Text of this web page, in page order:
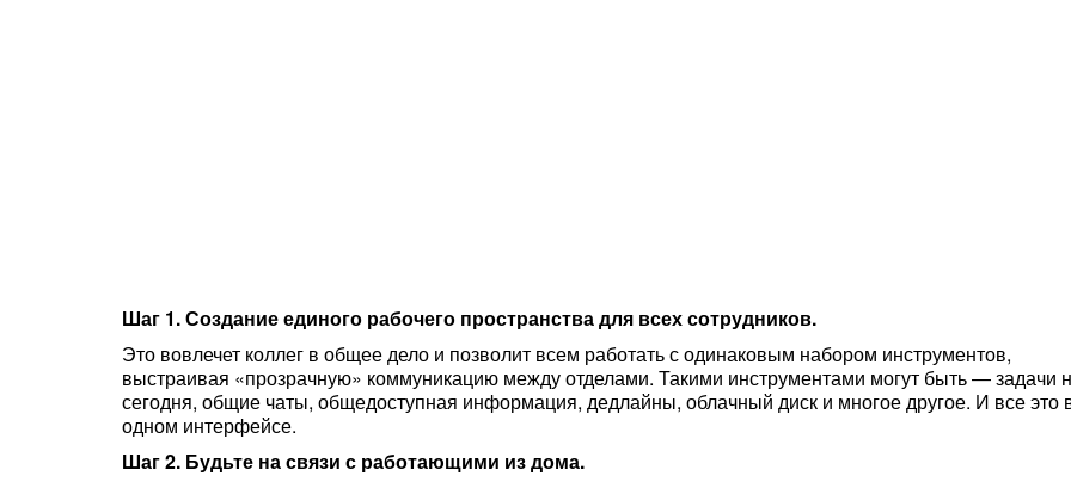
Шаг 1. Создание единого рабочего пространства для всех сотрудников.
Это вовлечет коллег в общее дело и позволит всем работать с одинаковым набором инструментов,
выстраивая «прозрачную» коммуникацию между отделами. Такими инструментами могут быть — задачи
сегодня, общие чаты, общедоступная информация, дедлайны, облачный диск и многое другое. И все это
одном интерфейсе.
Шаг 2. Будьте на связи с работающими из дома.